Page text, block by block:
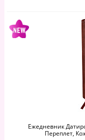
Ежедневник
Переплет,